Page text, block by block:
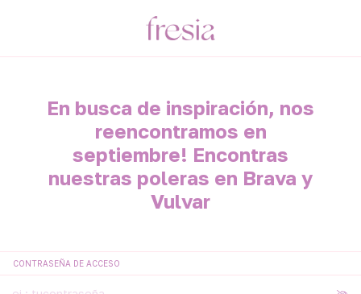
En busca de inspiración, nos
reencontramos en
septiembre! Encontras
nuestras poleras en Brava y
Vulvar
CONTRASEÑA DE ACCESO